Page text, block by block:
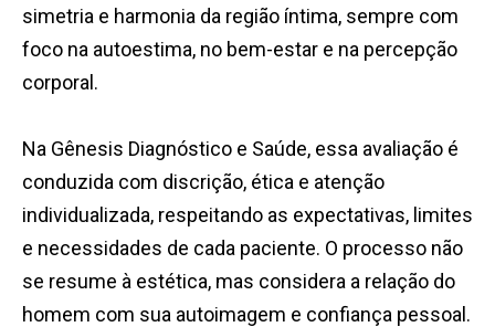
simetria e harmonia da região íntima, sempre com
foco na autoestima, no bem-estar e na percepção
corporal.
Na Gênesis Diagnóstico e Saúde, essa avaliação é
conduzida com discrição, ética e atenção
individualizada, respeitando as expectativas, limites
e necessidades de cada paciente. O processo não
se resume à estética, mas considera a relação do
homem com sua autoimagem e confiança pessoal.